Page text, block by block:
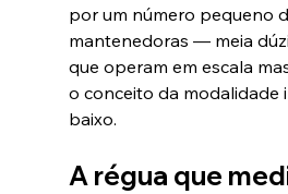
por um número pequeno
mantenedoras — meia
que operam em escala
o conceito da modalidade
baixo.
A régua que